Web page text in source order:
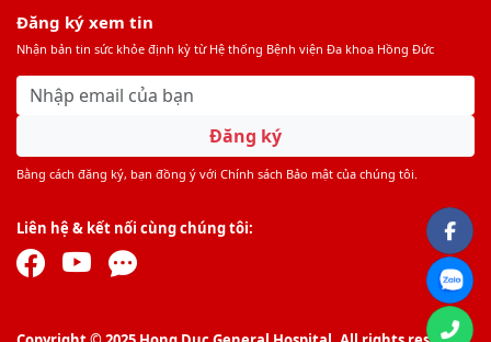
Đăng ký xem tin
Nhận bản tin sức khỏe định kỳ từ Hệ thống Bệnh viện Đa khoa Hồng Đức
Đăng ký
Bằng cách đăng ký, bạn đồng ý với Chính sách Bảo mật của chúng tôi.
Liên hệ & kết nối cùng chúng tôi: